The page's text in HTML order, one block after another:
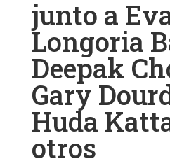
junto a
Longoria
Deepak
Gary
Huda
otros